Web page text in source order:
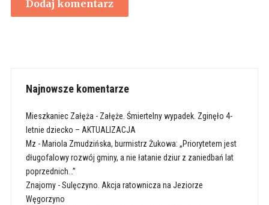
Najnowsze komentarze
Mieszkaniec Załęża - Załęże. Śmiertelny wypadek. Zginęło 4-
letnie dziecko – AKTUALIZACJA
Mz - Mariola Zmudzińska, burmistrz Żukowa: „Priorytetem jest
długofalowy rozwój gminy, a nie łatanie dziur z zaniedbań lat
poprzednich…”
Znajomy-Sulęczyno. Akcja ratownicza na Jeziorze
Węgorzyno